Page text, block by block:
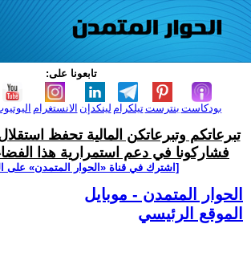
تابعونا على:
الانستغرام لينكدإن تيلكرامبنترست بودكاست
تبرعاتكم وتبرعاتكن المالية تحفظ
فشاركونا في دعم استمرارية هذا
[اشترك في قناة ‫«الحوار المتمدن» على
الحوار المتمدن - موبايل
الموقع الرئيسي